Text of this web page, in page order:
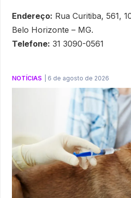
Endereço: Rua Curitiba, 561,
Belo Horizonte – MG.
Telefone: 31 3090-0561
NOTÍCIAS 6 de agosto de 2026